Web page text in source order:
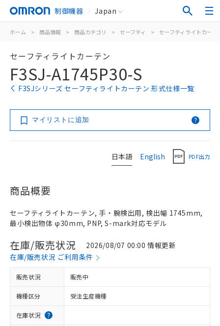
制御機器 Japan
ホーム > 商品情報 > 商品カテゴリ > セーフティ > セーフティライトカー
セーフティライトカーテン
F3SJ-A1745P30-S
F3SJシリーズ セーフティライトカーテン 形式仕様一覧
マイリストに追加
日本語 English PDF出力
商品概要
セーフティライトカーテン, 手・腕検出用, 検出幅 1745mm,
最小検出物体 φ30mm, PNP, S-mark対応モデル
在庫/販売状況
2026/08/07 00:00 情報更新
在庫/販売状況 ご利用条件
販売状況 販売中
機種区分 受注生産機種
在庫状況